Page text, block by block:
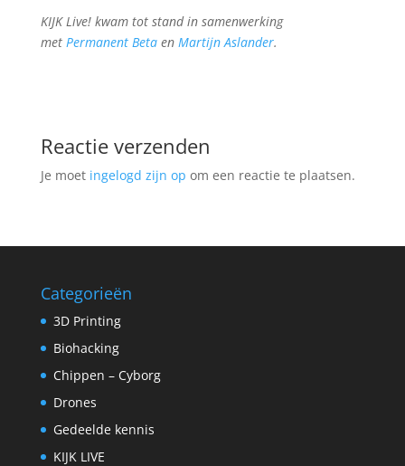
KIJK Live! kwam tot stand in samenwerking
met Permanent Betaen Martijn Aslander.
Reactie verzenden
Je moet ingelogd zijn op om een reactie te plaatsen.
Categorieën
3D Printing
Biohacking
Chippen – Cyborg
Drones
Gedeelde kennis
KIJK LIVE